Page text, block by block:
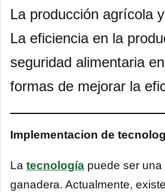
La producción agrícola
La eficiencia en la
seguridad alimentaria
formas de mejorar la
Implementacion de
La tecnología puede ser
ganadera. Actualmente,